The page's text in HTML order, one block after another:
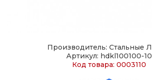
Производитель: Стальные
Артикул: hdkl100100-10
Код товара: 0003110